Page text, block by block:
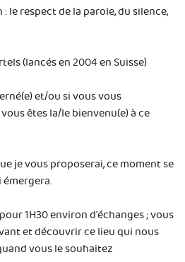
le respect de la parole, du silence,
(lancés en 2004 en Suisse)
et/ou si vous vous
êtes la/le bienvenu(e) à ce
je vous proposerai, ce moment se
1H30 environ d'échanges ; vous
et découvrir ce lieu qui nous
vous le souhaitez